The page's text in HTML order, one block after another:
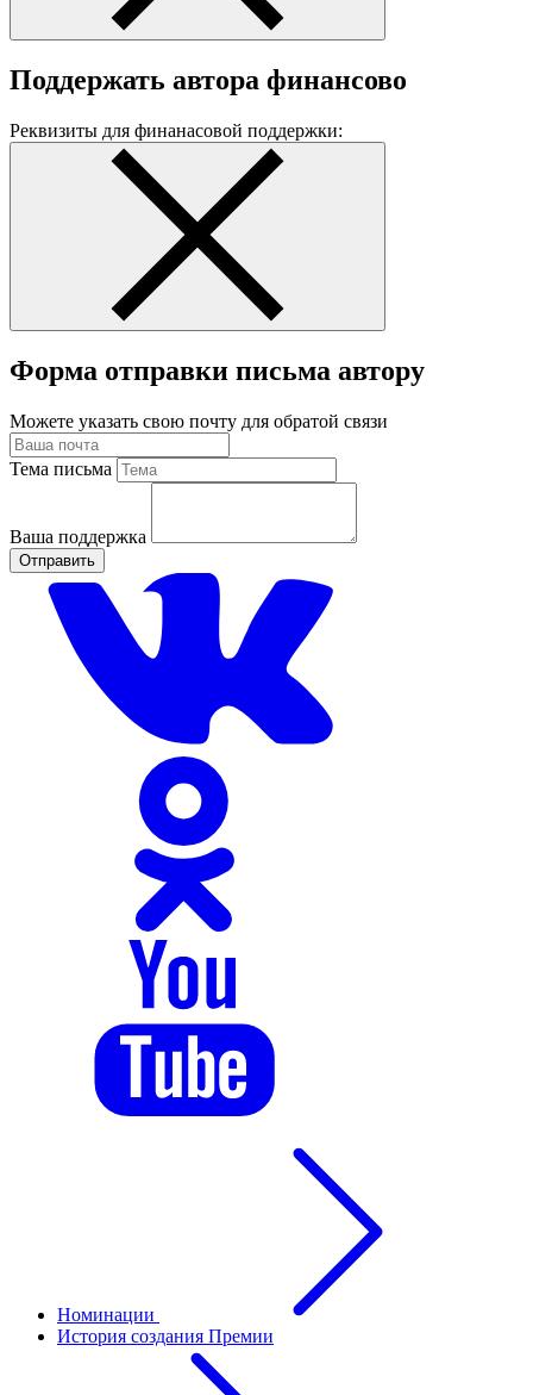
Поддержать автора финансово
Реквизиты для финанасовой поддержки:
Форма отправки письма автору
Можете указать свою почту для обратой связи
Тема письма
Ваша поддержка
Отправить
Номинации
История создания Премии